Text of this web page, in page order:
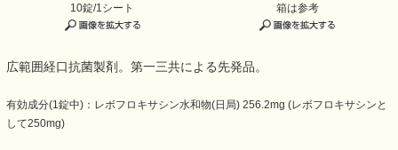
10錠/1シート 箱は参考
広範囲経口抗菌製剤。第一三共による先発品。
有効成分(1錠中)：レボフロキサシン水和物(日局) 256.2mg (レボフロキサシンと
して250mg)